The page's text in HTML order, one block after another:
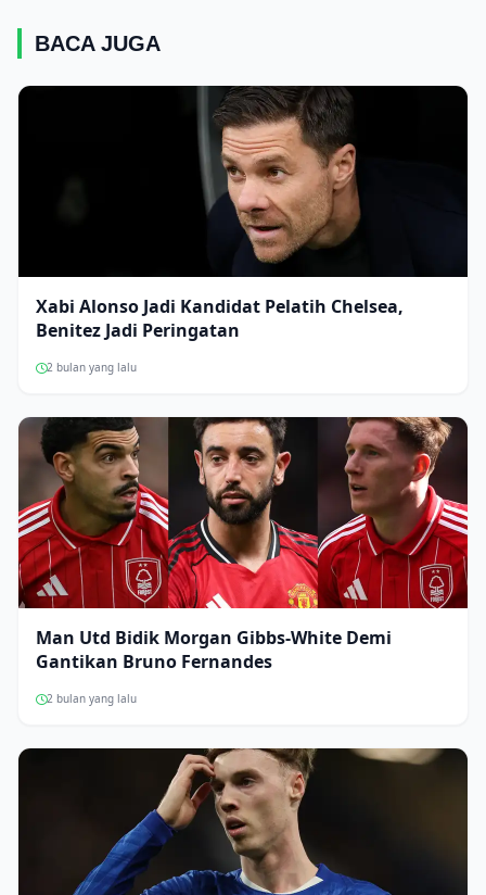
BACA JUGA
Xabi Alonso Jadi Kandidat Pelatih Chelsea,
Benitez Jadi Peringatan
2 bulan yang lalu
Man Utd Bidik Morgan Gibbs-White Demi
Gantikan Bruno Fernandes
2 bulan yang lalu